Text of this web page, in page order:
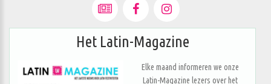
Het Latin-Magazine
Elke maand informeren we onze
Latin-Magazine lezers over het